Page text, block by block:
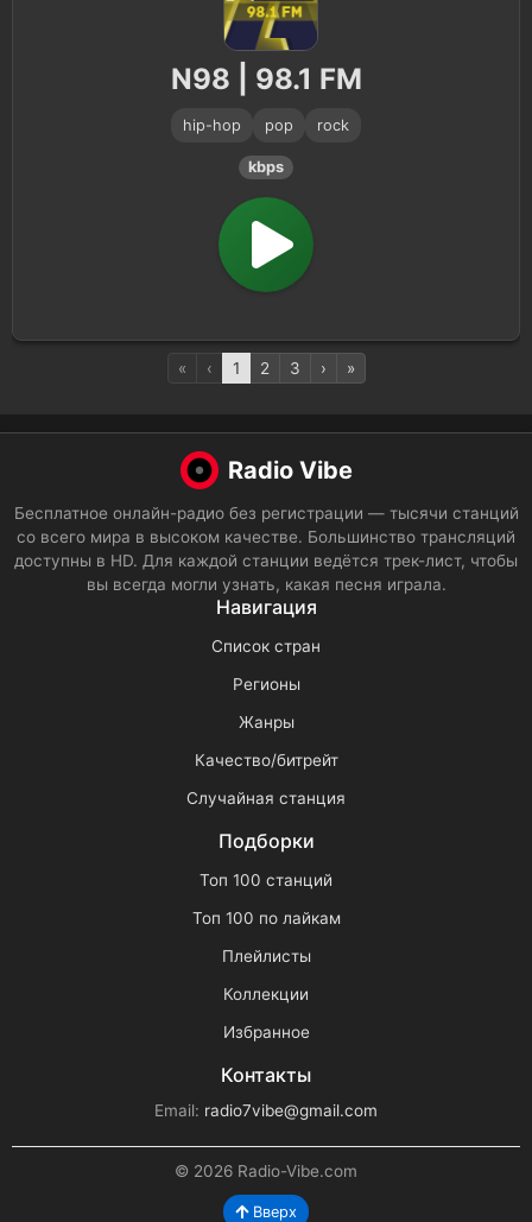
N98 | 98.1 FM
hip-hop pop rock
kbps
« ‹ 1 2 3 › »
Radio Vibe
Бесплатное онлайн-радио без регистрации — тысячи станций
со всего мира в высоком качестве. Большинство трансляций
доступны в HD. Для каждой станции ведётся трек-лист, чтобы
вы всегда могли узнать, какая песня играла.
Навигация
Список стран
Регионы
Жанры
Качество/битрейт
Случайная станция
Подборки
Топ 100 станций
Топ 100 по лайкам
Плейлисты
Коллекции
Избранное
Контакты
Email: radio7vibe@gmail.com
© 2026 Radio-Vibe.com
Вверх